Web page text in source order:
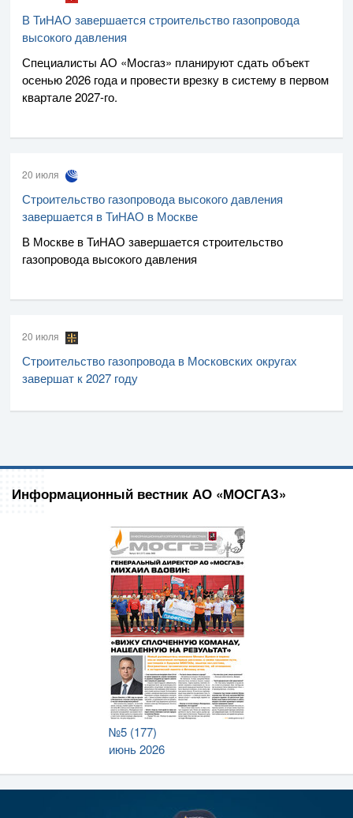
В ТиНАО завершается строительство газопровода
высокого давления
Специалисты АО «Мосгаз» планируют сдать объект
осенью 2026 года и провести врезку в систему в первом
квартале2027-го.
20 июля
Строительство газопровода высокого давления
завершается в ТиНАО в Москве
В Москве в ТиНАО завершается строительство
газопровода высокого давления
20 июля
Строительство газопровода в Московских округах
завершат к 2027 году
Информационный вестник АО «МОСГАЗ»
№5 (177)
июнь 2026